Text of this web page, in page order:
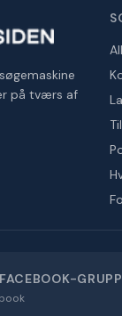
på tværs af